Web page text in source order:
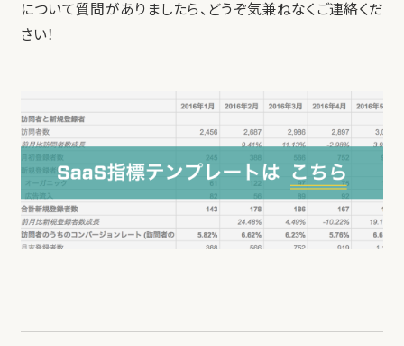
について質問がありましたら、どうぞ気兼ねなくご連絡くだ
さい！